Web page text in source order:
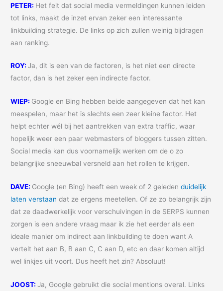
PETER: Het feit dat social media vermeldingen kunnen leiden
tot links, maakt de inzet ervan zeker een interessante
linkbuilding strategie. De links op zich zullen weinig bijdragen
aan ranking.
ROY: Ja, dit is een van de factoren, is het niet een directe
factor, dan is het zeker een indirecte factor.
WIEP: Google en Bing hebben beide aangegeven dat het kan
meespelen, maar het is slechts een zeer kleine factor. Het
helpt echter wél bij het aantrekken van extra traffic, waar
hopelijk weer een paar webmasters of bloggers tussen zitten.
Social media kan dus voornamelijk werken om de o zo
belangrijke sneeuwbal versneld aan het rollen te krijgen.
DAVE: Google (en Bing) heeft een week of 2 geledenduidelijk
laten verstaan dat ze ergens meetellen. Of ze zo belangrijk zijn
dat ze daadwerkelijk voor verschuivingen in de SERPS kunnen
zorgen is een andere vraag maar ik zie het eerder als een
ideale manier om indirect aan linkbuilding te doen want A
vertelt het aan B, B aan C, C aan D, etc en daar komen altijd
wel linkjes uit voort. Dus heeft het zin? Absoluut!
JOOST: Ja, Google gebruikt die social mentions overal. Links